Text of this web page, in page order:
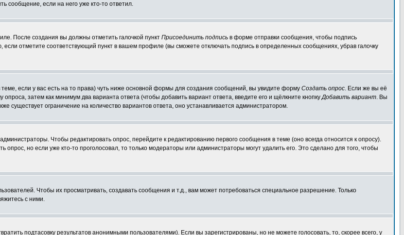
сообщение, если на него уже кто-то ответил.
После создания вы должны отметить галочкой пункт Присоединить подпись в форме отправки сообщения, чтобы подпись
отметите соответствующий пункт в вашем профиле (вы сможете отключать подпись в определенных сообщениях, убрав галочку
если у вас есть на то права) чуть ниже основной формы для создания сообщений, вы увидите форму Создать опрос. Если же вы её
затем как минимум два варианта ответа (чтобы добавить вариант ответа, введите его и щёлкните кнопкуДобавить вариант. Вы
существует ограничение на количество вариантов ответа, оно устанавливается администратором.
Чтобы редактировать опрос, перейдите к редактированию первого сообщения в теме (оно всегда относится к опросу).
опрос, но если уже кто-то проголосовал, то только модераторы или администраторы могут удалить его. Это сделано для того, чтобы
Чтобы их просматривать, создавать сообщения и т.д., вам может потребоваться специальное разрешение. Только
с ними.
подтасовку результатов анонимными пользователями). Если вы зарегистрированы, но не можете голосовать, то, скорее всего, у